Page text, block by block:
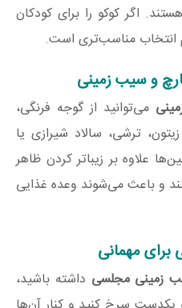
اگر کوکو را برای کودکان
انتخاب مناسب‌تری است.
و سیب زمینی
می‌توانید از گوجه فرنگی،
ترشی، سالاد شیرازی یا
علاوه بر زیباتر کردن ظاهر
و باعث می‌شوند وعده غذایی
برای مهمانی
زمینی مجلسی داشته باشید،